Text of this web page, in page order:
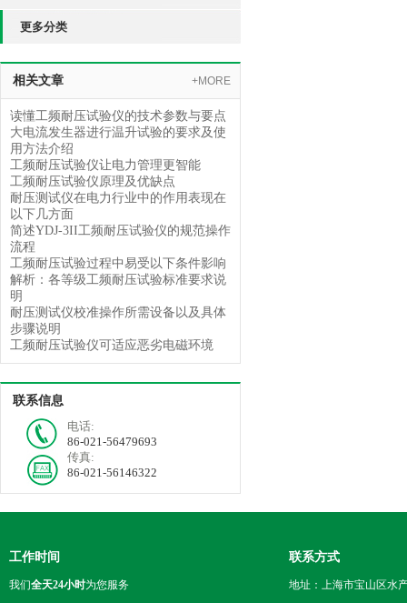
更多分类
相关文章 +MORE
读懂工频耐压试验仪的技术参数与要点
大电流发生器进行温升试验的要求及使
用方法介绍
工频耐压试验仪让电力管理更智能
工频耐压试验仪原理及优缺点
耐压测试仪在电力行业中的作用表现在
以下几方面
简述YDJ-3II工频耐压试验仪的规范操作
流程
工频耐压试验过程中易受以下条件影响
解析：各等级工频耐压试验标准要求说
明
耐压测试仪校准操作所需设备以及具体
步骤说明
工频耐压试验仪可适应恶劣电磁环境
联系信息
电话:
86-021-56479693
传真:
86-021-56146322
工作时间
我们全天24小时为您服务
联系方式
地址：上海市宝山区水